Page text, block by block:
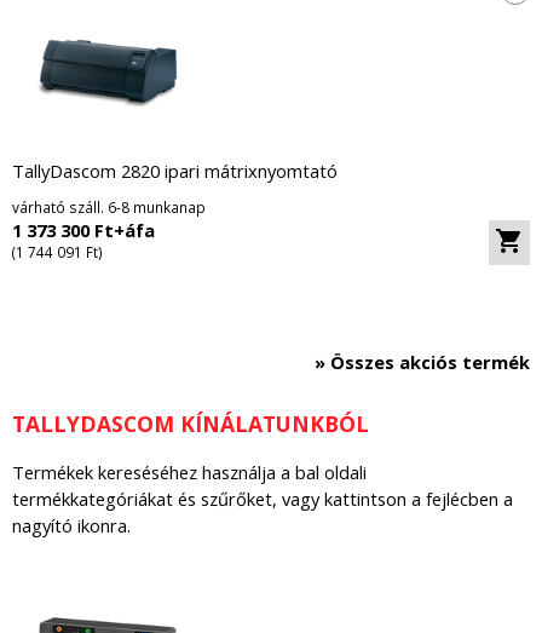
TallyDascom 2820 ipari mátrixnyomtató
várható száll. 6-8 munkanap
1 373 300 Ft+áfa
(1 744 091 Ft)
» Összes akciós termék
TALLYDASCOM KÍNÁLATUNKBÓL
Termékek kereséséhez használja a bal oldali
termékkategóriákat és szűrőket, vagy kattintson a fejlécben a
nagyító ikonra.